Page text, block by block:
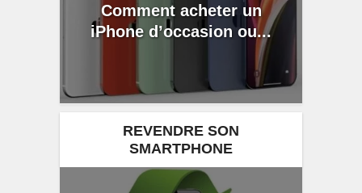
Comment acheter un
iPhone d’occasion ou...
REVENDRE SON
SMARTPHONE